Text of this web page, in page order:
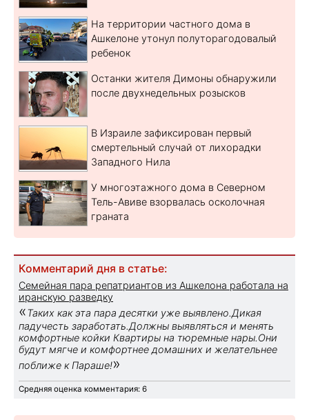
На территории частного дома в
Ашкелоне утонул полуторагодовалый
ребенок
Останки жителя Димоны обнаружили
после двухнедельных розысков
В Израиле зафиксирован первый
смертельный случай от лихорадки
Западного Нила
У многоэтажного дома в Северном
Тель-Авиве взорвалась осколочная
граната
Комментарий дня в статье:
Семейная пара репатриантов из Ашкелона работала на
иранскую разведку
«Таких как эта пара десятки уже выявлено.Дикая
падучесть заработать.Должны выявляться и менять
комфортные койки Квартиры на тюремные нары.Они
будут мягче и комфортнее домашних и желательнее
поближе к Параше!»
Средняя оценка комментария: 6